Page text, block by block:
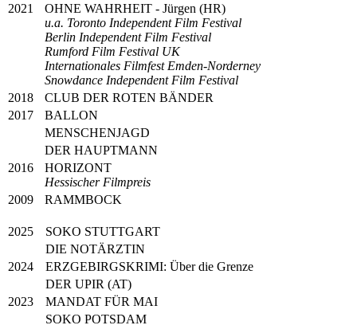
2021
OHNE WAHRHEIT - Jürgen (HR)
u.a. Toronto Independent Film Festival
Berlin Independent Film Festival
Rumford Film Festival UK
Internationales Filmfest Emden-Norderney
Snowdance Independent Film Festival
2018
CLUB DER ROTEN BÄNDER
2017
BALLON
MENSCHENJAGD
DER HAUPTMANN
2016
HORIZONT
Hessischer Filmpreis
2009
RAMMBOCK
2025
SOKO STUTTGART
DIE NOTÄRZTIN
2024
ERZGEBIRGSKRIMI: Über die Grenze
DER UPIR (AT)
2023
MANDAT FÜR MAI
SOKO POTSDAM